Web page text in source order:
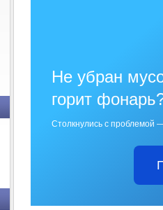
Не убран
горит
Столкнулись с проблемой